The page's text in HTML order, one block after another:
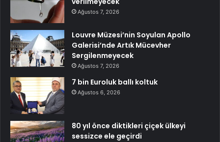
Ağustos 7, 2026
Louvre Müzesi’nin Soyulan Apollo
Galerisi’nde Artık Mücevher
Sergilenmeyecek
Ağustos 7, 2026
7 bin Euroluk ballı koltuk
Ağustos 6, 2026
80 yıl önce diktikleri çiçek ülkeyi
sessizce ele geçirdi